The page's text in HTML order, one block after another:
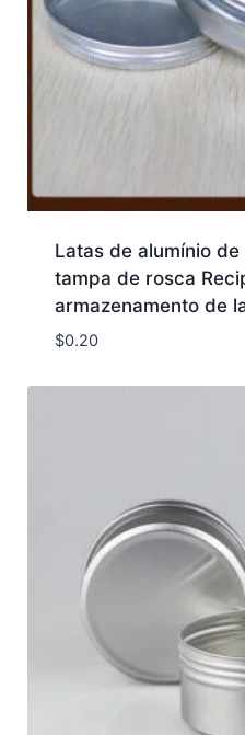
Latas de alumínio
tampa de rosca
armazenamento de
$0.20